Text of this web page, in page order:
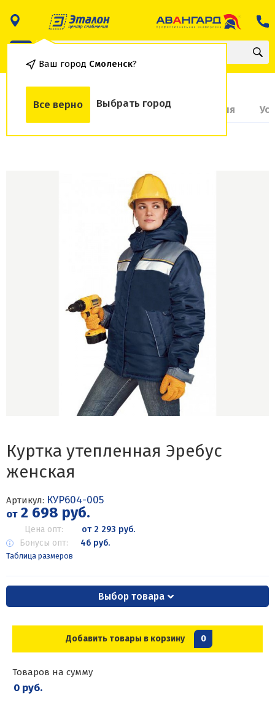
Ваш город Смоленск?
Все верно Выбрать город
О товаре Доставка и оплата Гарантия
Куртка утепленная Эребус
женская
Артикул: КУР604-005
от2 698 руб.
Цена опт:
от 2 293 руб.
Бонусы опт:
46 руб.
Таблица размеров
Выбор товара
Добавить товары в корзину 0
Товаров на сумму
0 руб.